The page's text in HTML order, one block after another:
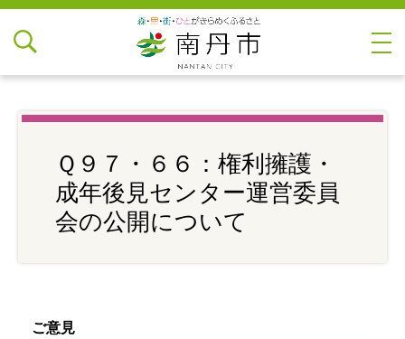
Ｑ９７・６６：権利擁護・
成年後見センター運営委員
会の公開について
ご意見